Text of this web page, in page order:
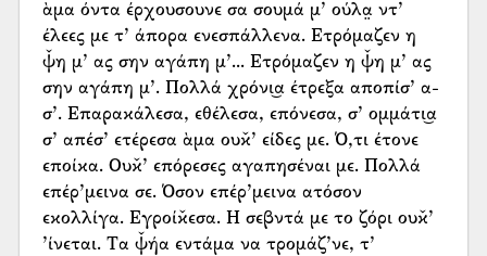
ὰμα όντα έρχουσουνε σα σουμά μ’ ούλα̤ ντ’
έλεες με τ’ άπορα ενεσπάλλενα. Ετρόμαζεν η
ψ̌η μ’ ας σην αγάπη μ’... Ετρόμαζεν η ψ̌η μ’ ας
σην αγάπη μ’. Πολλά χρόνι͜α έτρεξα αποπίσ’ α-
σ’. Επαρακάλεσα, εθέλεσα, επόνεσα, σ’ ομμάτι͜α
σ’ απέσ’ ετέρεσα ὰμα ουκ̌’ είδες με. Ό,τι έτονε
εποίκα. Ουκ̌’ επόρεσες αγαπησέναι με. Πολλά
επέρ’μεινα σε. Όσον επέρ’μεινα ατόσον
εκολλίγα. Εγροίκ̌εσα. Η σεβντά με το ζόρι ουκ̌’
’ίνεται. Τα ψ̌ήα εντάμα να τρομάζ’νε, τ’